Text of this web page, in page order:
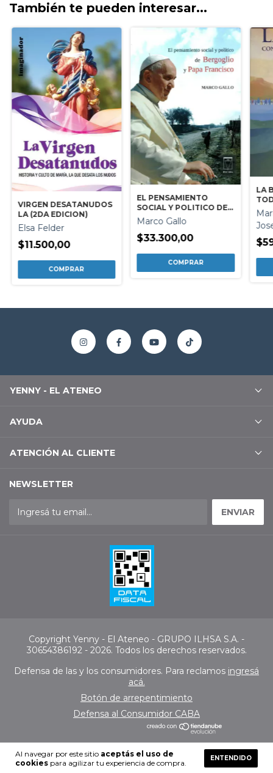
Al navegar por este sitio aceptás el uso de
cookies para agilizar tu experiencia de compra.
ENTENDIDO
También te pueden interesar...
VIRGEN DESATANUDOS
LA (2DA EDICION)
Elsa Felder
$11.500,00
EL PENSAMIENTO
SOCIAL Y POLITICO DE
BERGOGLIO Y PAPA
FRANCISCO
Marco Gallo
$33.300,00
LA
YENNY - EL ATENEO
AYUDA
ATENCIÓN AL CLIENTE
NEWSLETTER
Copyright Yenny - El Ateneo - GRUPO ILHSA S.A. -
30654386192 - 2026. Todos los derechos reservados.
Defensa de las y los consumidores. Para reclamos ingresá
acá.
Botón de arrepentimiento
Defensa al Consumidor CABA